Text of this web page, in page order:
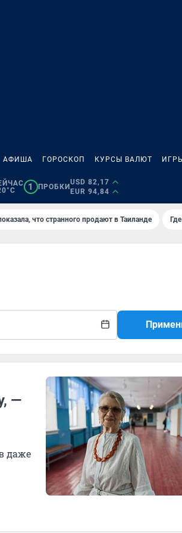
АФИША ГОРОСКОП КУРСЫ ВАЛЮТ
1 ПРОБКИ
USD 82,17
EUR 94,84
что странного продают в Таиланде
—
даже